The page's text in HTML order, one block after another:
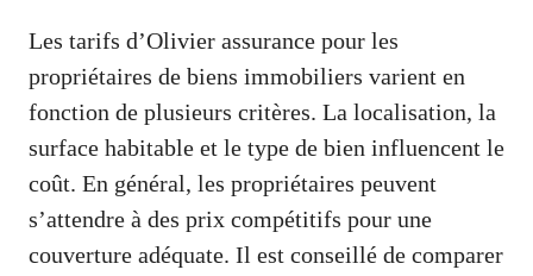
Les tarifs d’Olivier assurance pour les
propriétaires de biens immobiliers varient en
fonction de plusieurs critères. La localisation, la
surface habitable et le type de bien influencent le
coût. En général, les propriétaires peuvent
s’attendre à des prix compétitifs pour une
couverture adéquate. Il est conseillé de comparer